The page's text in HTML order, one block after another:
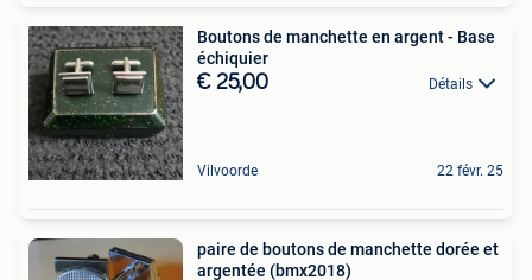
Boutons de manchette en argent - Base
échiquier
€ 25,00 Détails
Vilvoorde 22 févr. 25
paire de boutons de manchette dorée et
argentée (bmx2018)